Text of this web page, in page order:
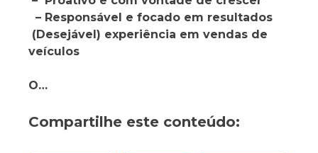
– Responsável e focado em resultados
(Desejável) experiência em vendas de
veículos
O…
Compartilhe este conteúdo: